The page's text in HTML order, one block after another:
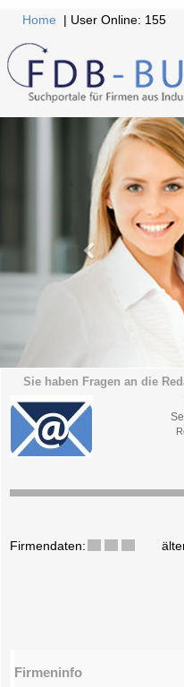
Home | User Online: 155
Sie haben Fragen an die
Firmendaten:
Firmeninfo